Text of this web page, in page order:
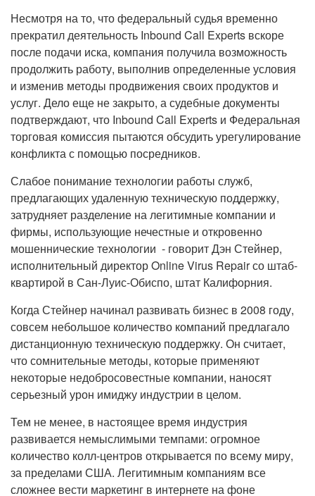
Несмотря на то, что федеральный судья временно
прекратил деятельность Inbound Call Experts вскоре
после подачи иска, компания получила возможность
продолжить работу, выполнив определенные условия
и изменив методы продвижения своих продуктов и
услуг. Дело еще не закрыто, а судебные документы
подтверждают, что Inbound Call Experts и Федеральная
торговая комиссия пытаются обсудить урегулирование
конфликта с помощью посредников.
Слабое понимание технологии работы служб,
предлагающих удаленную техническую поддержку,
затрудняет разделение на легитимные компании и
фирмы, использующие нечестные и откровенно
мошеннические технологии - говорит Дэн Стейнер,
исполнительный директор Online Virus Repair со штаб-
квартирой в Сан-Луис-Обиспо, штат Калифорния.
Когда Стейнер начинал развивать бизнес в 2008 году,
совсем небольшое количество компаний предлагало
дистанционную техническую поддержку. Он считает,
что сомнительные методы, которые применяют
некоторые недобросовестные компании, наносят
серьезный урон имиджу индустрии в целом.
Тем не менее, в настоящее время индустрия
развивается немыслимыми темпами: огромное
количество колл-центров открывается по всему миру,
за пределами США. Легитимным компаниям все
сложнее вести маркетинг в интернете на фоне